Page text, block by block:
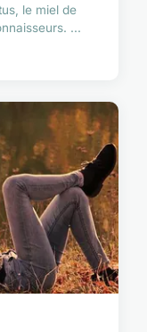
le miel de
...